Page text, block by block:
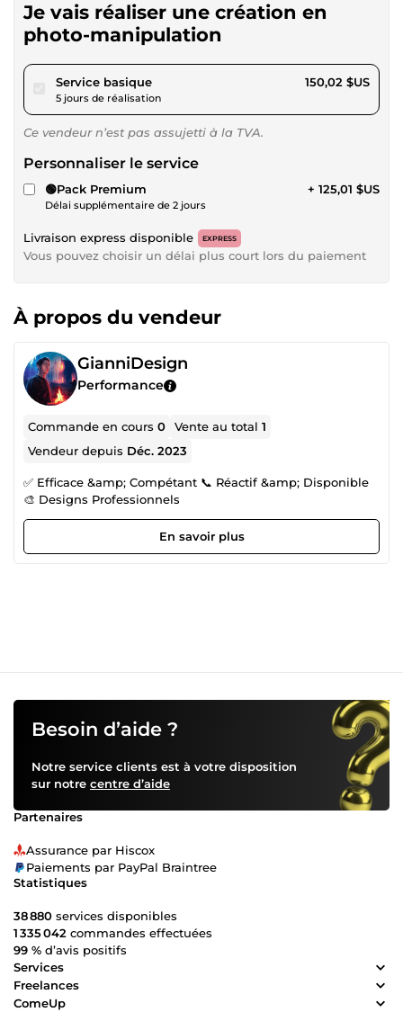
Je vais réaliser une création en
photo-manipulation
Service basiquepour 138,27 $US
5 jours de réalisation
150,02 $US
Ce vendeur n’est pas assujetti à la TVA.
Personnaliser le service
🟢Pack Premium
Délai supplémentaire de 2 jours
+ 125,01 $US
Livraison express disponible EXPRESS
Vous pouvez choisir un délai plus court lors du paiement
À propos du vendeur
GianniDesign
Performance
Commande en cours0 Vente au total1
Vendeur depuis Déc. 2023
✅ Efficace &amp; Compétant 📞 Réactif &amp; Disponible
🎨 Designs Professionnels
En savoir plus
Besoin d’aide ?
Notre service clients est à votre disposition
sur notre centre d’aide
Partenaires
Assurance par Hiscox
Paiements par PayPal Braintree
Statistiques
38 880 services disponibles
1 335 042 commandes effectuées
99 % d’avis positifs
Services
Freelances
ComeUp